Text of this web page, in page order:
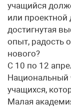
учащийся
или проектной
достигнутая
опыт, радость
нового?
С 10 по 12
Национальный
учащихся,
Малая